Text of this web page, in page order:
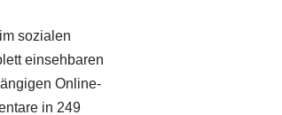
sozialen
einsehbaren
Online-
in 249